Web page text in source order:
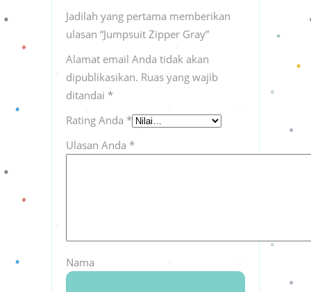
Jadilah yang pertama memberikan
ulasan “Jumpsuit Zipper Gray”
Alamat email Anda tidak akan
dipublikasikan. Ruas yang wajib
ditandai *
Rating Anda *
Ulasan Anda *
Nama